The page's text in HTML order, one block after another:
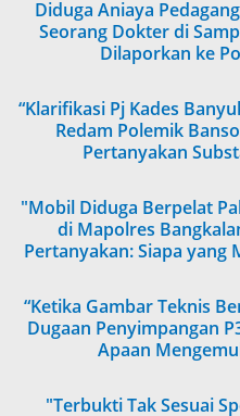
Diduga Aniaya
Seorang Dokter di
Dilaporkan ke
“Klarifikasi Pj Kades
Redam Polemik
Pertanyakan
"Mobil Diduga Berpelat
di Mapolres
Pertanyakan: Siapa yang
“Ketika Gambar Teknis
Dugaan Penyimpangan
Apaan
"Terbukti Tak Sesuai